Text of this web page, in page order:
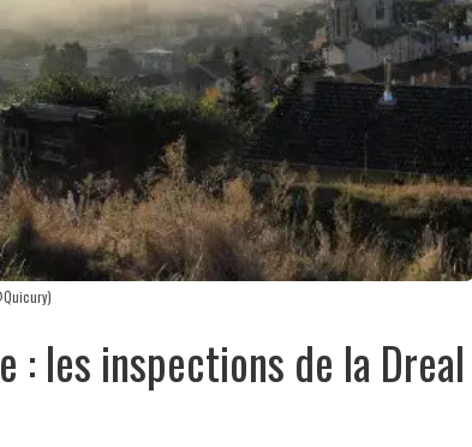
: les inspections de la Dreal